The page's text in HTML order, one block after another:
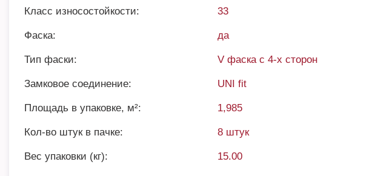
Класс износостойкости: 33
Фаска: да
Тип фаски: V фаска с 4-х сторон
Замковое соединение: UNI fit
Площадь в упаковке, м²: 1,985
Кол-во штук в пачке: 8 штук
Вес упаковки (кг): 15.00